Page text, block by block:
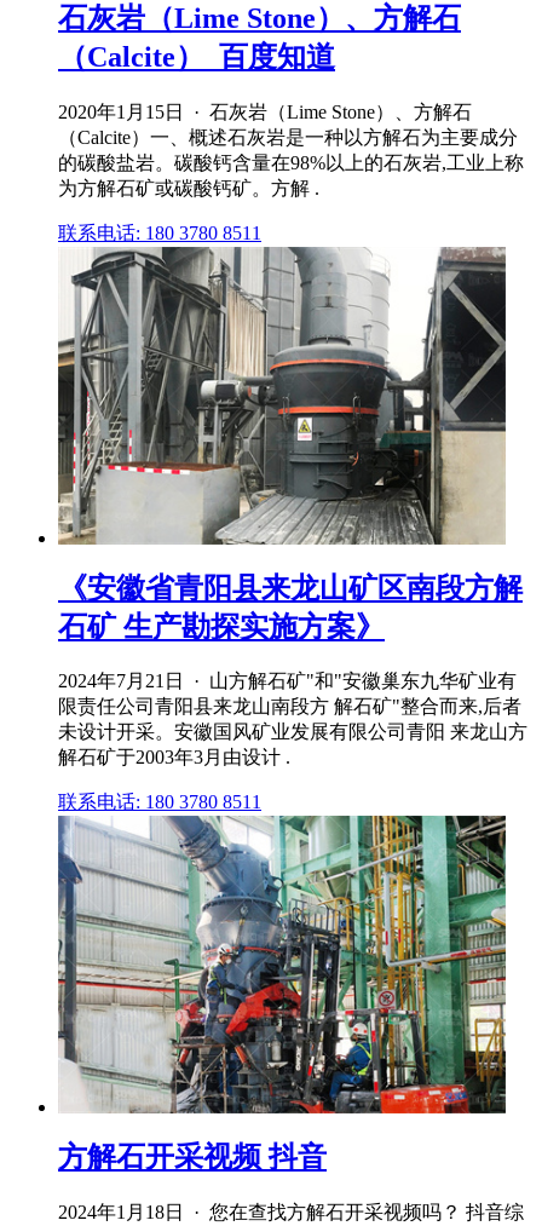
石灰岩（Lime Stone）、方解石
（Calcite）_百度知道
2020年1月15日 · 石灰岩（Lime Stone）、方解石
（Calcite）一、概述石灰岩是一种以方解石为主要成分
的碳酸盐岩。碳酸钙含量在98%以上的石灰岩,工业上称
为方解石矿或碳酸钙矿。方解 .
联系电话: 180 3780 8511
《安徽省青阳县来龙山矿区南段方解
石矿 生产勘探实施方案》
2024年7月21日 · 山方解石矿"和"安徽巢东九华矿业有
限责任公司青阳县来龙山南段方 解石矿"整合而来,后者
未设计开采。安徽国风矿业发展有限公司青阳 来龙山方
解石矿于2003年3月由设计 .
联系电话: 180 3780 8511
方解石开采视频 抖音
2024年1月18日 · 您在查找方解石开采视频吗？ 抖音综